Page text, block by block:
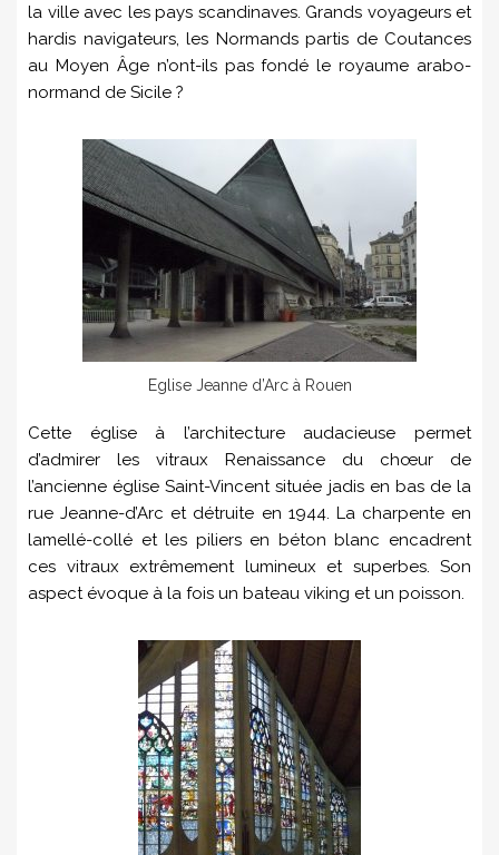
la ville avec les pays scandinaves. Grands voyageurs et
hardis navigateurs, les Normands partis de Coutances
au Moyen Âge n’ont-ils pas fondé le royaume arabo-
normand de Sicile ?
Eglise Jeanne d’Arc à Rouen
Cette église à l’architecture audacieuse permet
d’admirer les vitraux Renaissance du chœur de
l’ancienne église Saint-Vincent située jadis en bas de la
rue Jeanne-d’Arc et détruite en 1944. La charpente en
lamellé-collé et les piliers en béton blanc encadrent
ces vitraux extrêmement lumineux et superbes. Son
aspect évoque à la fois un bateau viking et un poisson.